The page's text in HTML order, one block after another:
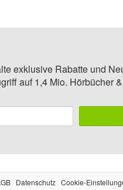
exklusive Rabatte und
auf 1,4 Mio. Hörbücher
Datenschutz Cookie-